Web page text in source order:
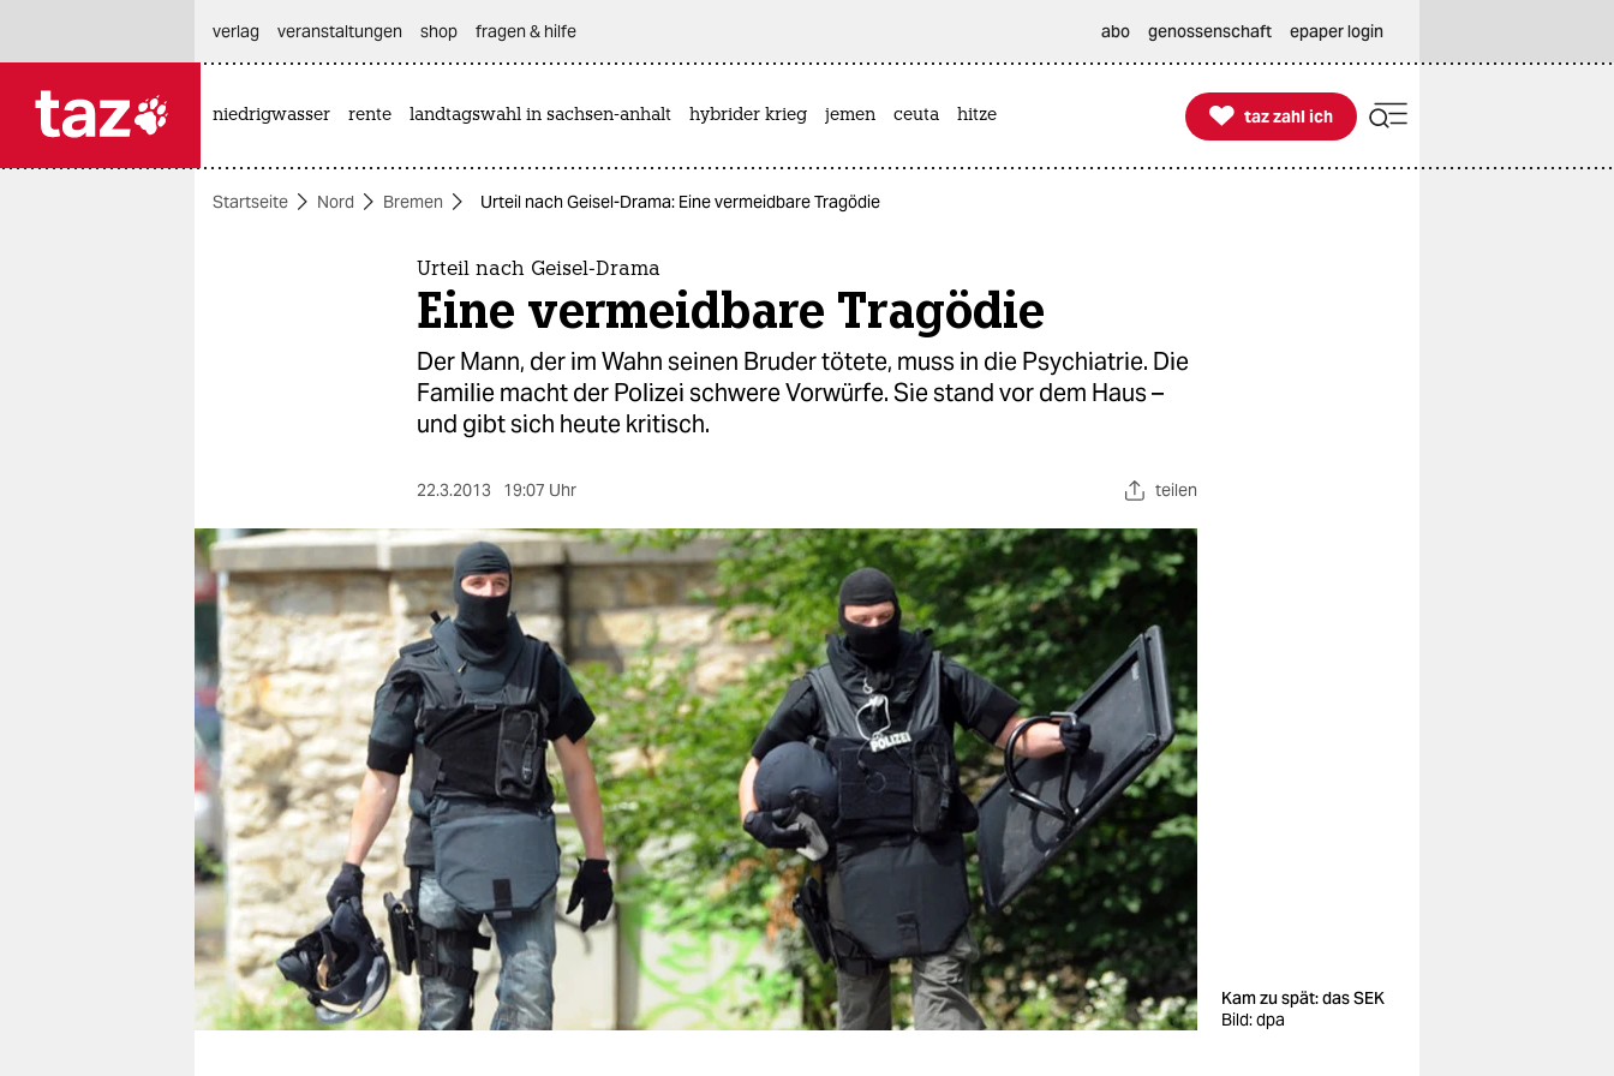
themen
berlin
nord
wahrheit
verlag
verlag
veranstaltungen
shop
fragen & hilfe
unterstützen
abo
genossenschaft
verlag
veranstaltungen shop fragen & hilfe abo genossenschaft epaper login
niedrigwasser rente landtagswahl in sachsen-anhalt hybrider krieg jemen ceuta hitze 
taz zahl ich
taz zahl ich
Startseite Nord Bremen Urteil nach Geisel-Drama: Eine vermeidbare Tragödie
Urteil nach Geisel-Drama
Eine vermeidbare Tragödie
Der Mann, der im Wahn seinen Bruder tötete, muss in die Psychiatrie. Die
Familie macht der Polizei schwere Vorwürfe. Sie stand vor dem Haus –
und gibt sich heute kritisch.
22.3.2013 19:07 Uhr teilen
Kam zu spät: das SEK
Bild: dpa